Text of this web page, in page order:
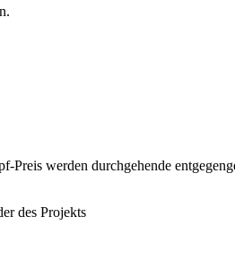
Preis werden durchgehende
des Projekts